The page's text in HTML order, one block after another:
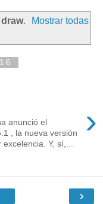
draw.
Mostrar todas
›
anunció el
, la nueva versión
Y, sí,...
›